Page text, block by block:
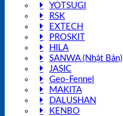
YOTSUGI
RSK
EXTECH
PROSKIT
HILA
SANWA (Nhật Bản)
JASIC
Geo-Fennel
MAKITA
DALUSHAN
KENBO